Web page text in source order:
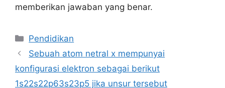
memberikan jawaban yang benar.
Kategori
Pendidikan
Sebuah atom netral x mempunyai
konfigurasi elektron sebagai berikut
1s22s22p63s23p5 jika unsur tersebut